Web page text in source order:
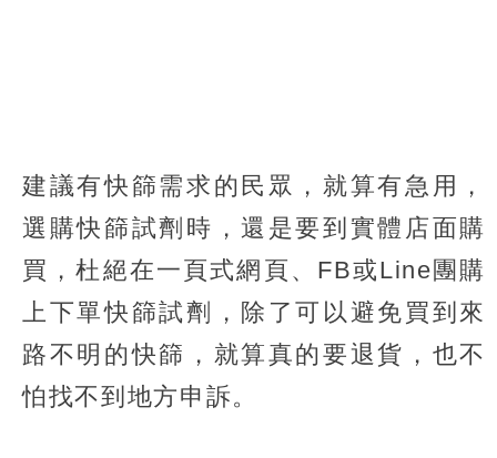
建議有快篩需求的民眾，就算有急用，
選購快篩試劑時，還是要到實體店面購
買，杜絕在一頁式網頁、FB或Line團購
上下單快篩試劑，除了可以避免買到來
路不明的快篩，就算真的要退貨，也不
怕找不到地方申訴。